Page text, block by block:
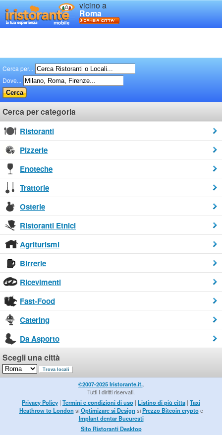
vicino a
Roma
Cerca per...
Dove...
Cerca per categoria
Ristoranti
Pizzerie
Enoteche
Trattorie
Osterie
Ristoranti Etnici
Agriturismi
Birrerie
Ricevimenti
Fast-Food
Catering
Da Asporto
Scegli una città
©2007-2025 Iristorante.it..
Tutti I diritti riservati.
Privacy Policy | Termini e condizioni di uso | Listino di più citta | Taxi
Heathrow to London siOptimizare si Design siPrezzo Bitcoin cryptoe
Implant dentar Bucuresti
Sito Ristoranti Desktop